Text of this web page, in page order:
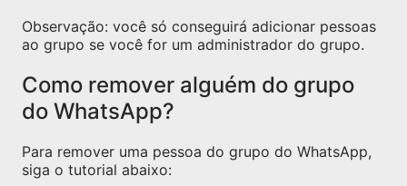
Observação: você só conseguirá adicionar pessoas
ao grupo se você for um administrador do grupo.
Como remover alguém do grupo
do WhatsApp?
Para remover uma pessoa do grupo do WhatsApp,
siga o tutorial abaixo: